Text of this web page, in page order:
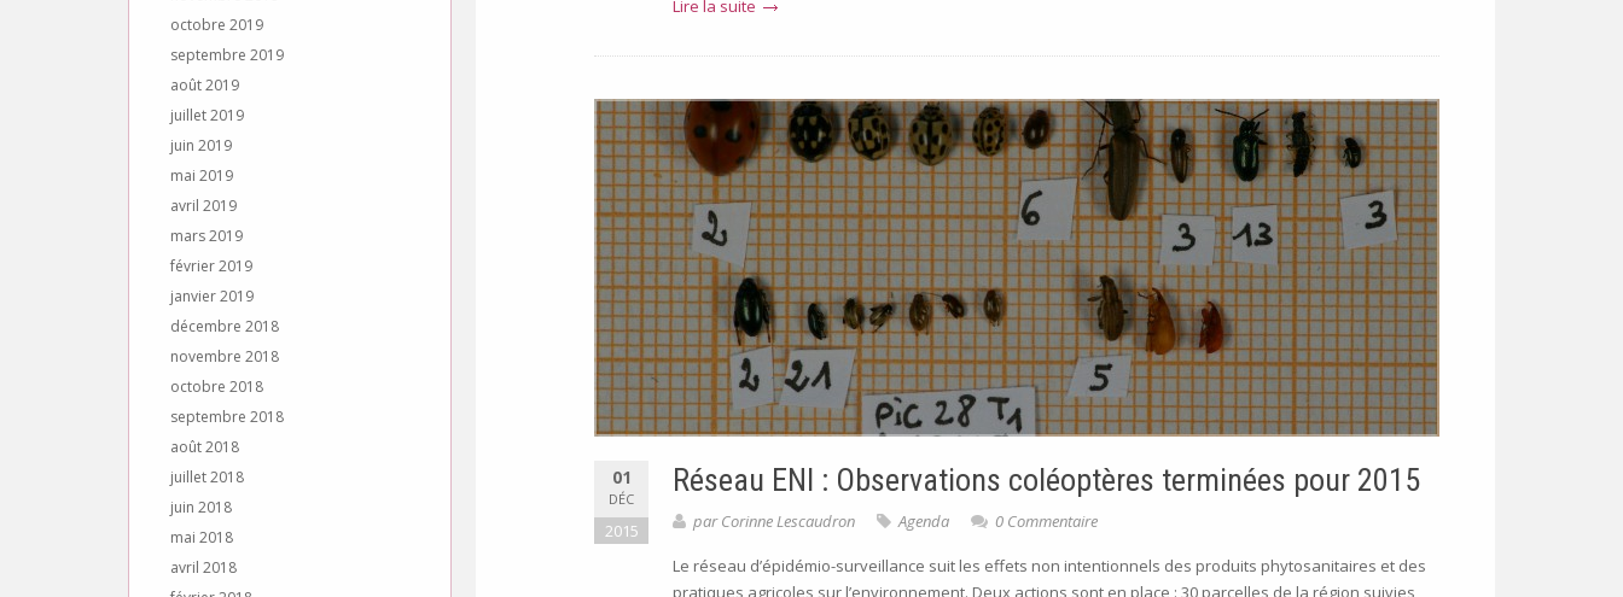
Lire la suite
01
DÉC
2015
Réseau ENI : Observations coléoptères terminées pour 2015
parCorinne Lescaudron Agenda 0 Commentaire
Le réseau d’épidémio-surveillance suit les effets non intentionnels des produits phytosanitaires et des
pratiques agricoles sur l’environnement. Deux actions sont en place : 30 parcelles de la région suivies
octobre 2019
septembre 2019
août 2019
juillet 2019
juin 2019
mai 2019
avril 2019
mars 2019
février 2019
janvier 2019
décembre 2018
novembre 2018
octobre 2018
septembre 2018
août 2018
juillet 2018
juin 2018
mai 2018
avril 2018